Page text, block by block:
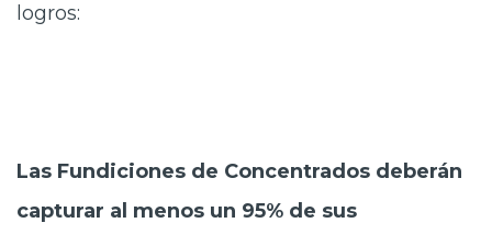
logros:
Las Fundiciones de Concentrados deberán
capturar al menos un 95% de sus